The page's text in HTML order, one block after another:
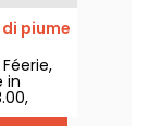
è
di
piume
in
dallo